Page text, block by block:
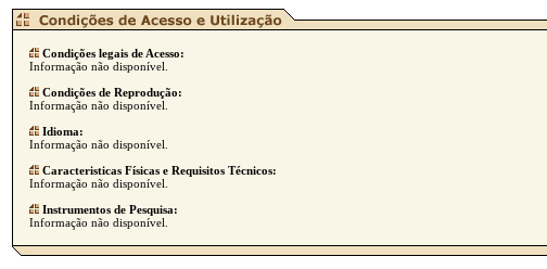
Condições legais de Acesso:
Informação não disponível.
Condições de Reprodução:
Informação não disponível.
Idioma:
Informação não disponível.
Caracteristicas Físicas e Requisitos Técnicos:
Informação não disponível.
Instrumentos de Pesquisa:
Informação não disponível.